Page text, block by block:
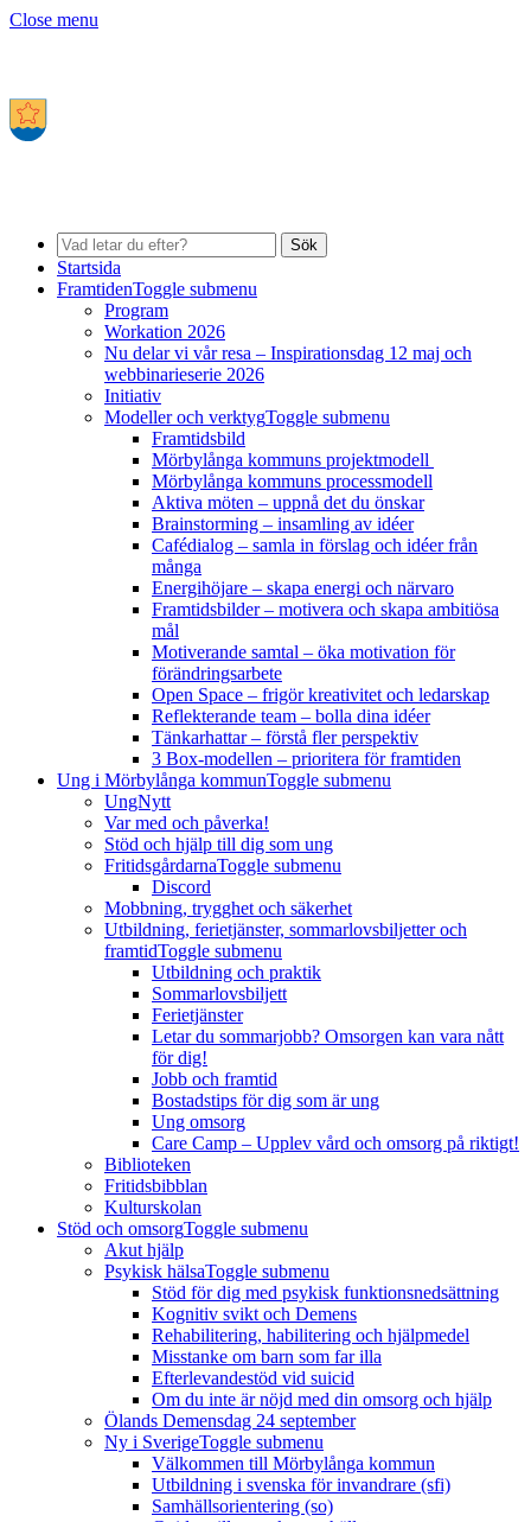
Close menu
Sök
Startsida
FramtidenToggle submenu
Program
Workation 2026
Nu delar vi vår resa – Inspirationsdag 12 maj och
webbinarieserie 2026
Initiativ
Modeller och verktygToggle submenu
Framtidsbild
Mörbylånga kommuns projektmodell
Mörbylånga kommuns processmodell
Aktiva möten – uppnå det du önskar
Brainstorming – insamling av idéer
Cafédialog – samla in förslag och idéer från
många
Energihöjare – skapa energi och närvaro
Framtidsbilder – motivera och skapa ambitiösa
mål
Motiverande samtal – öka motivation för
förändringsarbete
Open Space – frigör kreativitet och ledarskap
Reflekterande team – bolla dina idéer
Tänkarhattar – förstå fler perspektiv
3 Box-modellen – prioritera för framtiden
Ung i Mörbylånga kommunToggle submenu
UngNytt
Var med och påverka!
Stöd och hjälp till dig som ung
FritidsgårdarnaToggle submenu
Discord
Mobbning, trygghet och säkerhet
Utbildning, ferietjänster, sommarlovsbiljetter och
framtidToggle submenu
Utbildning och praktik
Sommarlovsbiljett
Ferietjänster
Letar du sommarjobb? Omsorgen kan vara nått
för dig!
Jobb och framtid
Bostadstips för dig som är ung
Ung omsorg
Care Camp – Upplev vård och omsorg på riktigt!
Biblioteken
Fritidsbibblan
Kulturskolan
Stöd och omsorgToggle submenu
Akut hjälp
Psykisk hälsaToggle submenu
Stöd för dig med psykisk funktionsnedsättning
Kognitiv svikt och Demens
Rehabilitering, habilitering och hjälpmedel
Misstanke om barn som far illa
Efterlevandestöd vid suicid
Om du inte är nöjd med din omsorg och hjälp
Ölands Demensdag 24 september
Ny i SverigeToggle submenu
Välkommen till Mörbylånga kommun
Utbildning i svenska för invandrare (sfi)
Samhällsorientering (so)